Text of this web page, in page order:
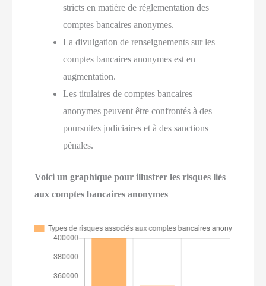
stricts en matière de réglementation des
comptes bancaires anonymes.
La divulgation de renseignements sur les
comptes bancaires anonymes est en
augmentation.
Les titulaires de comptes bancaires
anonymes peuvent être confrontés à des
poursuites judiciaires et à des sanctions
pénales.
Voici un graphique pour illustrer les risques liés
aux comptes bancaires anonymes